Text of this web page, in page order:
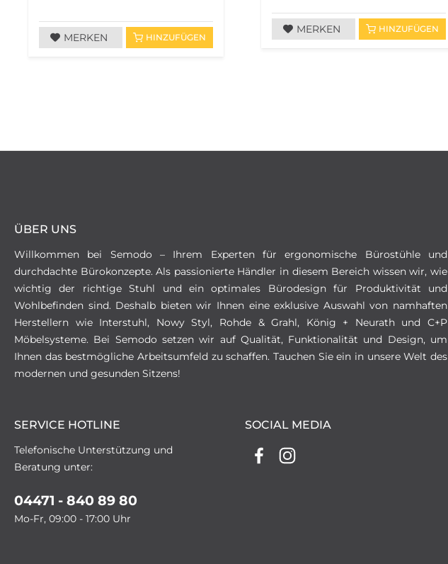
MERKEN HINZUFÜGEN
MERKEN HINZUFÜGEN
ÜBER UNS
Willkommen bei Semodo – Ihrem Experten für ergonomische Bürostühle und
durchdachte Bürokonzepte. Als passionierte Händler in diesem Bereich wissen wir, wie
wichtig der richtige Stuhl und ein optimales Bürodesign für Produktivität und
Wohlbefinden sind. Deshalb bieten wir Ihnen eine exklusive Auswahl von namhaften
Herstellern wie Interstuhl, Nowy Styl, Rohde & Grahl, König + Neurath und C+P
Möbelsysteme. Bei Semodo setzen wir auf Qualität, Funktionalität und Design, um
Ihnen das bestmögliche Arbeitsumfeld zu schaffen. Tauchen Sie ein in unsere Welt des
modernen und gesunden Sitzens!
SERVICE HOTLINE
Telefonische Unterstützung und
Beratung unter:
04471 - 840 89 80
Mo-Fr, 09:00 - 17:00 Uhr
SOCIAL MEDIA